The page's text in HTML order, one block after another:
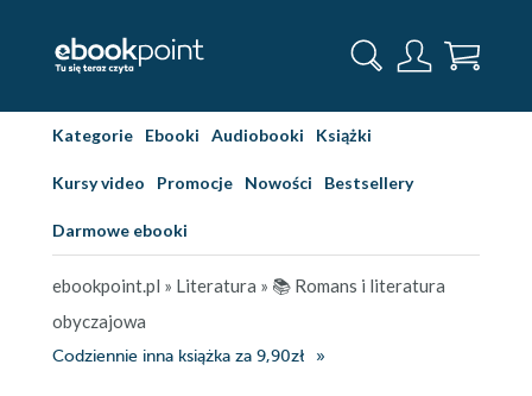
Kategorie Ebooki Audiobooki Książki
Kursy video Promocje Nowości Bestsellery
Darmowe ebooki
ebookpoint.pl » Literatura » 📚 Romans i literatura
obyczajowa
Codziennie inna książka za 9,90zł